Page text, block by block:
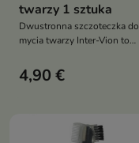
twarzy 1 sztuka
Dwustronna szczoteczka do
mycia twarzy Inter-Vion to
codziennej pielęgnacji, który
pomaga uzyskać gładką,
4,90 €